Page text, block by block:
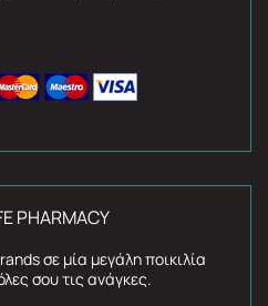
PHARMACY
σε μία μεγάλη ποικιλία
σου τις ανάγκες.